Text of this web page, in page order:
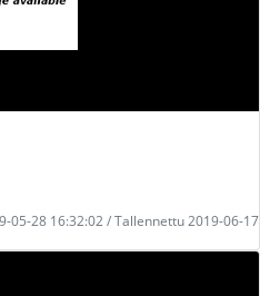
05-28 16:32:02 / Tallennettu 2019-06-17